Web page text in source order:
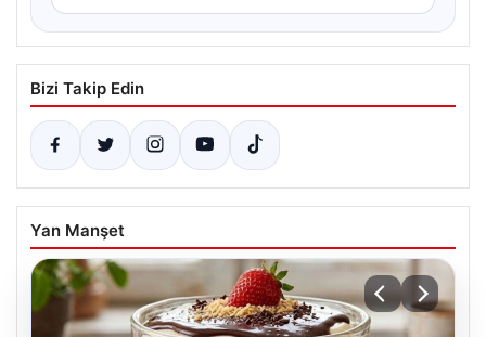
Bizi Takip Edin
Yan Manşet